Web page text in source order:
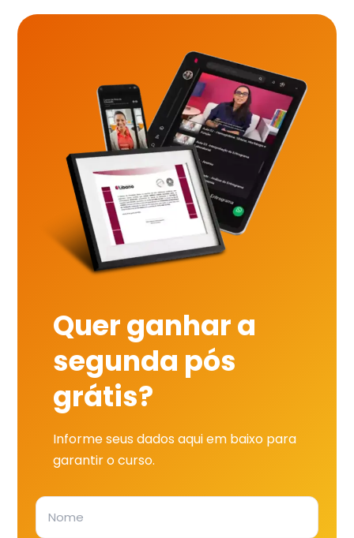
Quer ganhar a
segunda pós
grátis?
Informe seus dados aqui em baixo para
garantir o curso.